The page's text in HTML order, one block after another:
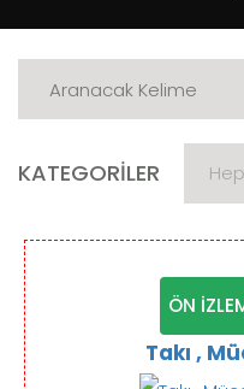
KATEGORİLER
ÖN
Takı ,